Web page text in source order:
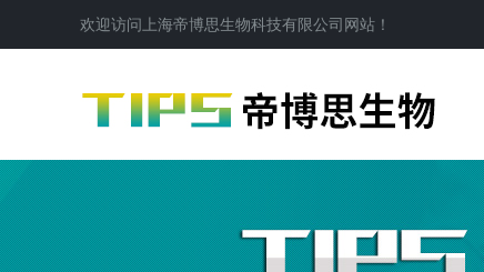
欢迎访问 上海帝博思生物科技有限公司 网站！